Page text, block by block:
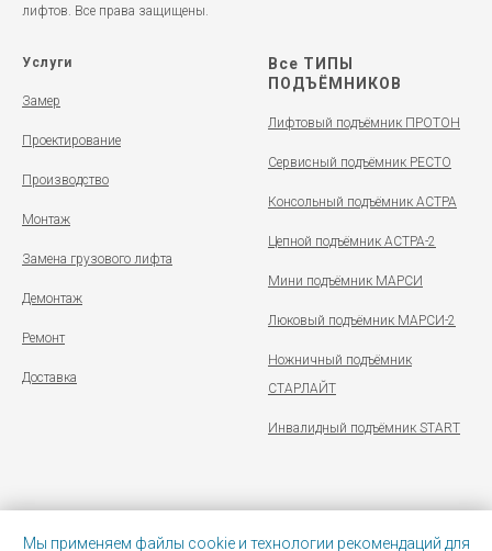
Мы применяем файлы cookie и технологии рекомендаций для
лифтов. Все права защищены.
Услуги
Замер
Проектирование
Производство
Монтаж
Замена грузового лифта
Демонтаж
Ремонт
Доставка
Все ТИПЫ
ПОДЪЁМНИКОВ
Лифтовый подъёмник ПРОТОН
Сервисный подъёмник РЕСТО
Консольный подъёмник АСТРА
Цепной подъёмник АСТРА-2
Мини подъёмник МАРСИ
Люковый подъёмник МАРСИ-2
Ножничный подъёмник
СТАРЛАЙТ
Инвалидный подъёмник START
Политика конфиденциальности|Иконки от Tilda Publishing